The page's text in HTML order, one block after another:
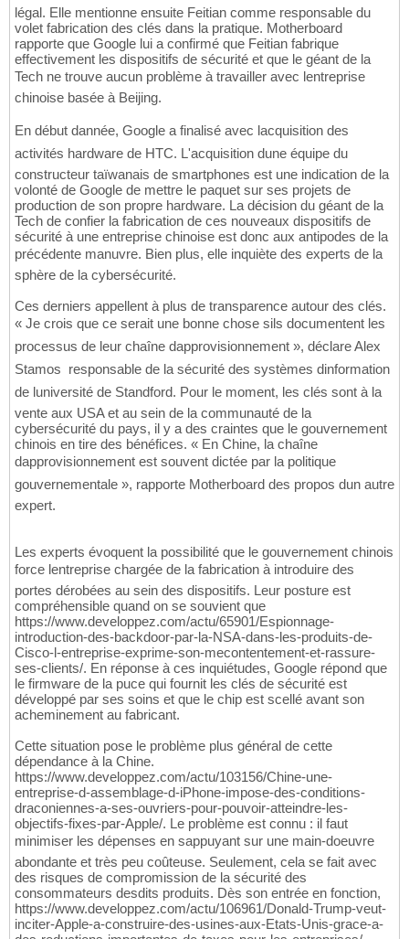
légal. Elle mentionne ensuite Feitian comme responsable du
volet fabrication des clés dans la pratique. Motherboard
rapporte que Google lui a confirmé que Feitian fabrique
effectivement les dispositifs de sécurité et que le géant de la
Tech ne trouve aucun problème à travailler avec lentreprise
chinoise basée à Beijing.
En début dannée, Google a finalisé avec lacquisition des
activités hardware de HTC. L'acquisition dune équipe du
constructeur taïwanais de smartphones est une indication de la
volonté de Google de mettre le paquet sur ses projets de
production de son propre hardware. La décision du géant de la
Tech de confier la fabrication de ces nouveaux dispositifs de
sécurité à une entreprise chinoise est donc aux antipodes de la
précédente manuvre. Bien plus, elle inquiète des experts de la
sphère de la cybersécurité.
Ces derniers appellent à plus de transparence autour des clés.
« Je crois que ce serait une bonne chose sils documentent les
processus de leur chaîne dapprovisionnement », déclare Alex
Stamos  responsable de la sécurité des systèmes dinformation
de luniversité de Standford. Pour le moment, les clés sont à la
vente aux USA et au sein de la communauté de la
cybersécurité du pays, il y a des craintes que le gouvernement
chinois en tire des bénéfices. « En Chine, la chaîne
dapprovisionnement est souvent dictée par la politique
gouvernementale », rapporte Motherboard des propos dun autre
expert.
Les experts évoquent la possibilité que le gouvernement chinois
force lentreprise chargée de la fabrication à introduire des
portes dérobées au sein des dispositifs. Leur posture est
compréhensible quand on se souvient que
https://www.developpez.com/actu/65901/Espionnage-
introduction-des-backdoor-par-la-NSA-dans-les-produits-de-
Cisco-l-entreprise-exprime-son-mecontentement-et-rassure-
ses-clients/. En réponse à ces inquiétudes, Google répond que
le firmware de la puce qui fournit les clés de sécurité est
développé par ses soins et que le chip est scellé avant son
acheminement au fabricant.
Cette situation pose le problème plus général de cette
dépendance à la Chine.
https://www.developpez.com/actu/103156/Chine-une-
entreprise-d-assemblage-d-iPhone-impose-des-conditions-
draconiennes-a-ses-ouvriers-pour-pouvoir-atteindre-les-
objectifs-fixes-par-Apple/. Le problème est connu : il faut
minimiser les dépenses en sappuyant sur une main-doeuvre
abondante et très peu coûteuse. Seulement, cela se fait avec
des risques de compromission de la sécurité des
consommateurs desdits produits. Dès son entrée en fonction,
https://www.developpez.com/actu/106961/Donald-Trump-veut-
inciter-Apple-a-construire-des-usines-aux-Etats-Unis-grace-a-